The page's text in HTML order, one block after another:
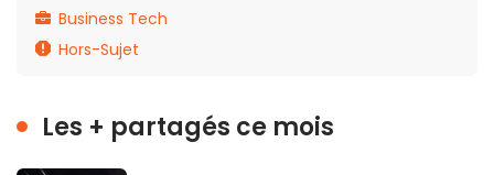
Business Tech
Hors-Sujet
Les + partagés ce mois